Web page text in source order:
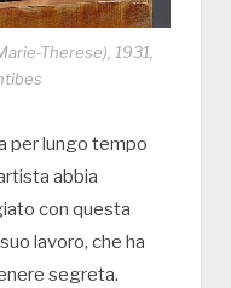
Therese), 1931,
per lungo tempo
abbia
con questa
lavoro, che ha
segreta.